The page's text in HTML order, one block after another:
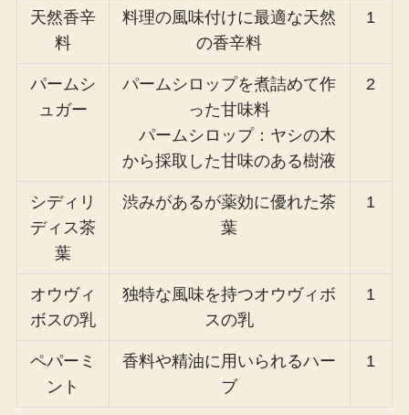
天然香辛
料
料理の風味付けに最適な天然
の香辛料
1
パームシ
ュガー
パームシロップを煮詰めて作
った甘味料
パームシロップ：ヤシの木
から採取した甘味のある樹液
2
シディリ
ディス茶
葉
渋みがあるが薬効に優れた茶
葉
1
オウヴィ
ボスの乳
独特な風味を持つオウヴィボ
スの乳
1
ペパーミ
ント
香料や精油に用いられるハー
ブ
1